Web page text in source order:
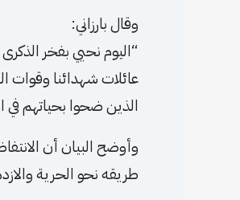
وقال بارزاني:
عائلات شهدائنا وقوات
الذين ضحوا بحياتهم
وأوضح البيان أن
طريقه نحو الحرية